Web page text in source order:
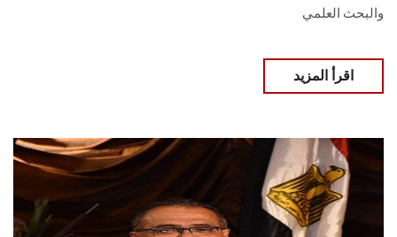
‏والبحث العلمي‎ ‎‏‏
اقرأ المزيد